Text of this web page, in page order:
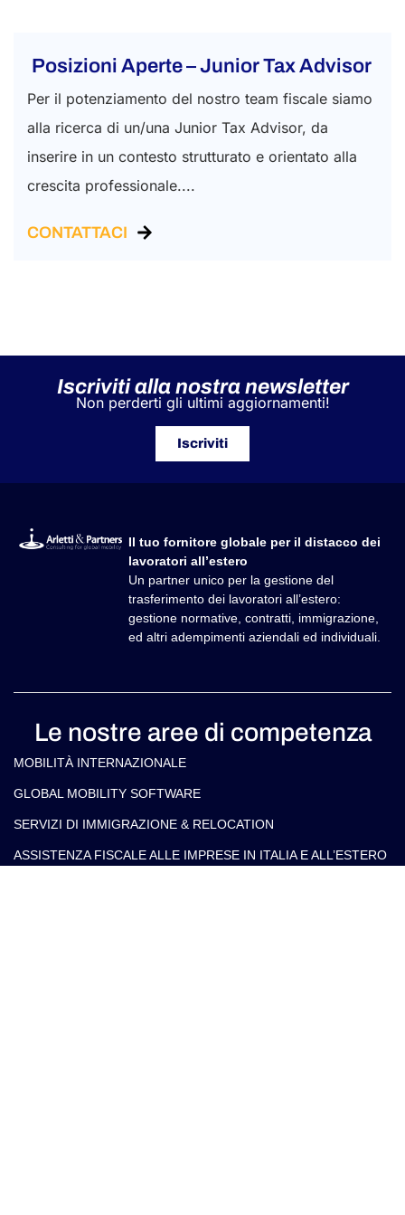
Posizioni Aperte – Junior Tax Advisor
Per il potenziamento del nostro team fiscale siamo
alla ricerca di un/una Junior Tax Advisor, da
inserire in un contesto strutturato e orientato alla
crescita professionale....
CONTATTACI
Iscriviti alla nostra newsletter
Non perderti gli ultimi aggiornamenti!
Iscriviti
Il tuo fornitore globale per il distacco dei
lavoratori all’estero
Un partner unico per la gestione del
trasferimento dei lavoratori all’estero:
gestione normative, contratti, immigrazione,
ed altri adempimenti aziendali ed individuali.
Le nostre aree di competenza
MOBILITÀ INTERNAZIONALE
GLOBAL MOBILITY SOFTWARE​
SERVIZI DI IMMIGRAZIONE & RELOCATION
ASSISTENZA FISCALE ALLE IMPRESE IN ITALIA E ALL’ESTERO